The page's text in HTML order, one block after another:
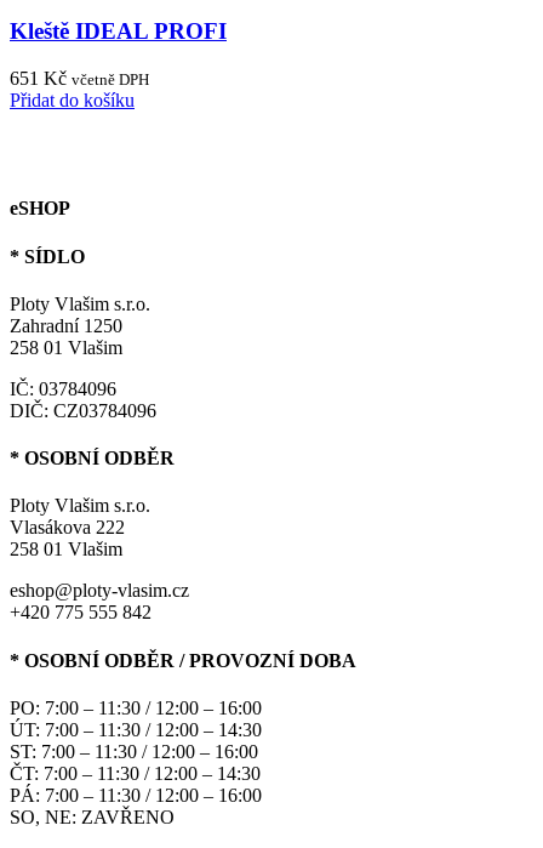
Kleště IDEAL PROFI
651 Kč včetně DPH
Přidat do košíku
eSHOP
* SÍDLO
Ploty Vlašim s.r.o.
Zahradní 1250
258 01 Vlašim
IČ: 03784096
DIČ: CZ03784096
* OSOBNÍ ODBĚR
Ploty Vlašim s.r.o.
Vlasákova 222
258 01 Vlašim
eshop@ploty-vlasim.cz
+420 775 555 842
* OSOBNÍ ODBĚR / PROVOZNÍ DOBA
PO: 7:00 – 11:30 / 12:00 – 16:00
ÚT: 7:00 – 11:30 / 12:00 – 14:30
ST: 7:00 – 11:30 / 12:00 – 16:00
ČT: 7:00 – 11:30 / 12:00 – 14:30
PÁ: 7:00 – 11:30 / 12:00 – 16:00
SO, NE: ZAVŘENO